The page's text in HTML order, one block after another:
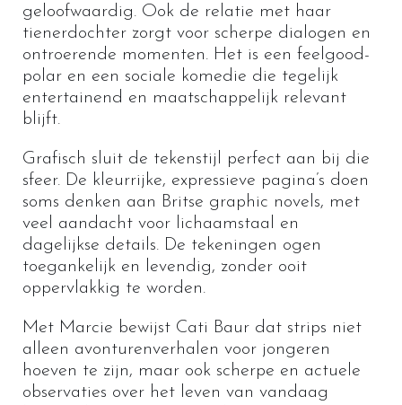
geloofwaardig. Ook de relatie met haar
tienerdochter zorgt voor scherpe dialogen en
ontroerende momenten. Het is een feelgood-
polar en een sociale komedie die tegelijk
entertainend en maatschappelijk relevant
blijft.
Grafisch sluit de tekenstijl perfect aan bij die
sfeer. De kleurrijke, expressieve pagina’s doen
soms denken aan Britse graphic novels, met
veel aandacht voor lichaamstaal en
dagelijkse details. De tekeningen ogen
toegankelijk en levendig, zonder ooit
oppervlakkig te worden.
Met Marcie bewijst Cati Baur dat strips niet
alleen avonturenverhalen voor jongeren
hoeven te zijn, maar ook scherpe en actuele
observaties over het leven van vandaag